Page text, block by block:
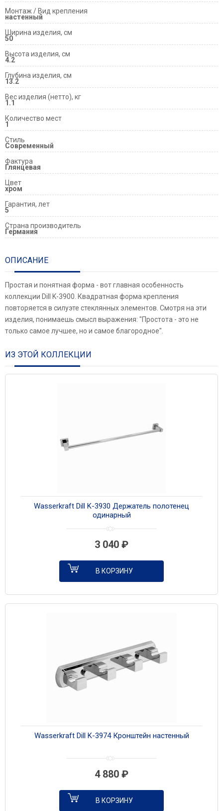
Монтаж / Вид крепления
настенный
Ширина изделия, см
50
Высота изделия, см
4.2
Глубина изделия, см
13.2
Вес изделия (нетто), кг
1.1
Количество мест
1
Стиль
Современный
Фактура
Глянцевая
Цвет
хром
Гарантия, лет
5
Страна производитель
Германия
ОПИСАНИЕ
Простая и понятная форма - вот главная особенность
коллекции Dill K-3900. Квадратная форма крепления
повторяется в силуэте стеклянных элементов. Смотря на эти
изделия, понимаешь смысл выражения: "Простота - это не
только самое лучшее, но и самое благородное".
ИЗ ЭТОЙ КОЛЛЕКЦИИ
Wasserkraft Dill K-3930 Держатель полотенец
одинарный
3 040 ₽
В КОРЗИНУ
Wasserkraft Dill K-3974 Кронштейн настенный
4 880 ₽
В КОРЗИНУ